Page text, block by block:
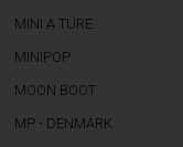
MINI A TURE
MINIPOP
MOON BOOT
MP - DENMARK